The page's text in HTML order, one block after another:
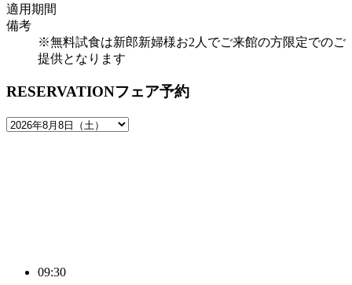
適用期間
備考
※無料試食は新郎新婦様お2人でご来館の方限定でのご
提供となります
RESERVATIONフェア予約
09:30